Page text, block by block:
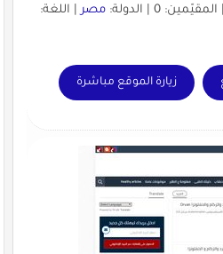
مصر| اللغة:
زيارة الموقع مباشرة